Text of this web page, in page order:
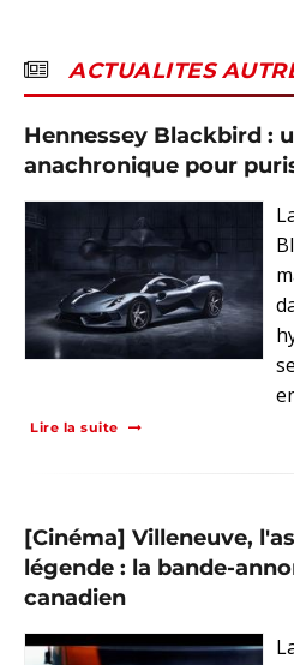
ACTUALITES
Hennessey Blackbird :
anachronique pour
Lire la suite
[Cinéma] Villeneuve,
légende : la bande-
canadien